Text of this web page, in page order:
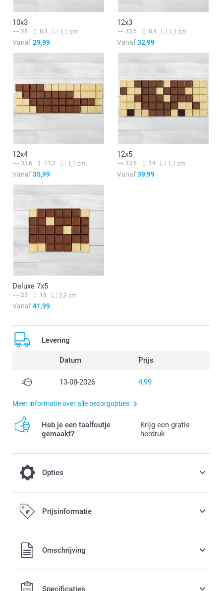
10x3
28 8,4 1,1 cm
Vanaf29,99
12x3
33,6 8,4 1,1 cm
Vanaf32,99
12x4
33,6 11,2 1,1 cm
Vanaf35,99
12x5
33,6 14 1,1 cm
Vanaf39,99
Deluxe 7x5
23 18 2,3 cm
Vanaf41,99
Levering
Datum Prijs
13-08-2026 4,99
Meer informatie over alle bezorgopties
Heb je een taalfoutje
gemaakt?
Krijg een gratis
herdruk
Opties
Afkoeling op een warme dag
3,00 / stuk
Prijsinformatie
Alle prijzen zijn in EURO (€) inclusief BTW en exclusief
verzendkosten.Omschrijving
Specificaties